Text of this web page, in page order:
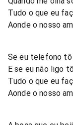
Tudo o que eu
Aonde o nosso
Se eu telefono tô
E se eu não ligo
Tudo o que eu
Aonde o nosso